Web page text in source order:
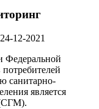
24-12-2021
Федеральной
санитарно-
является
(СГМ).